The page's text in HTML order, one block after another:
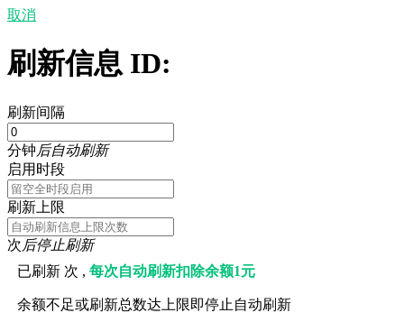
取消
刷新信息 ID:
刷新间隔
分钟后自动刷新
启用时段
刷新上限
次后停止刷新
已刷新 次 ,每次自动刷新扣除余额1元
余额不足或刷新总数达上限即停止自动刷新